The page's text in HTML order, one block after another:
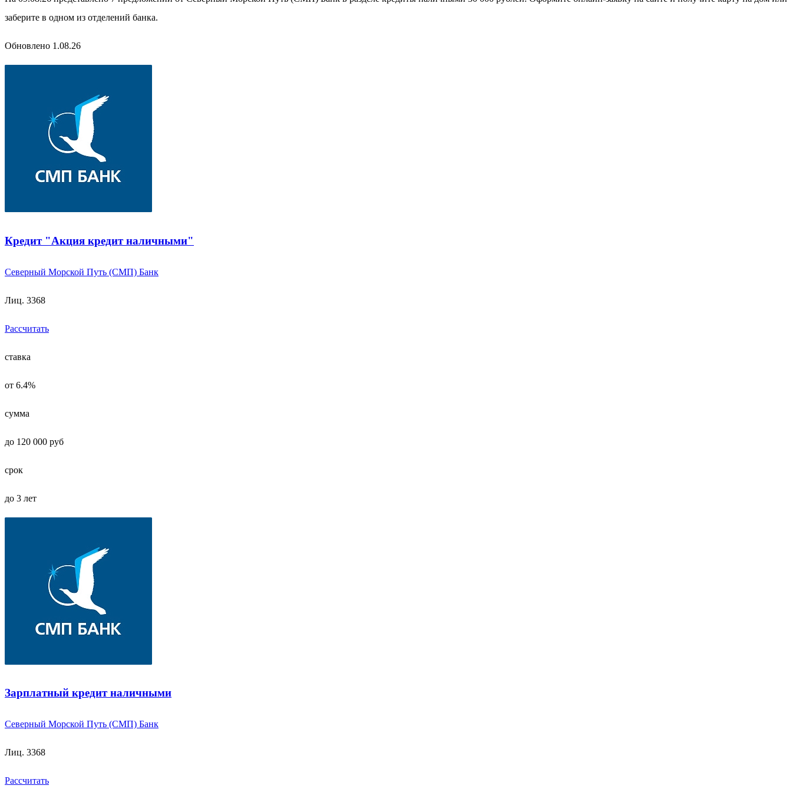
заберите в одном из отделений банка.
Обновлено 1.08.26
Кредит "Акция кредит наличными"
Северный Морской Путь (СМП) Банк
Лиц. 3368
Рассчитать
ставка
от 6.4%
сумма
до 120 000 руб
срок
до 3 лет
Зарплатный кредит наличными
Северный Морской Путь (СМП) Банк
Лиц. 3368
Рассчитать